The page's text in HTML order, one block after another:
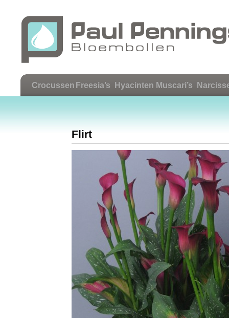
Crocussen Freesia’s Hyacinten Muscari’s
Flirt